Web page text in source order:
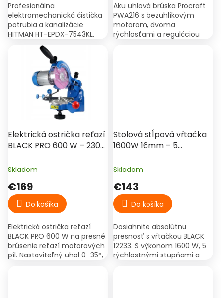
Profesionálna
elektromechanická čistička
potrubia a kanalizácie
HITMAN HT-EPDX-7543KL.
Extrémny príkon 1800 W: drží
stabilné otáčky aj pri plnom
zaťažení. Pracovná
rýchlosť...
Aku uhlová brúska Procraft
PWA216 s bezuhlíkovým
motorom, dvoma
rýchlosťami a reguláciou
Elektrická ostrička reťazí
BLACK PRO 600 W – 230
Skladom
€169
Do košíka
Elektrická ostrička reťazí
BLACK PRO 600 W na presné
brúsenie reťazí motorových
píl. Nastaviteľný uhol 0–35°,
Stolová stĺpová vŕtačka
1600W 16mm – 5
do kovu a dreva BLACK
Skladom
€143
Do košíka
Dosiahnite absolútnu
presnosť s vŕtačkou BLACK
12233. S výkonom 1600 W, 5
rýchlostnými stupňami a